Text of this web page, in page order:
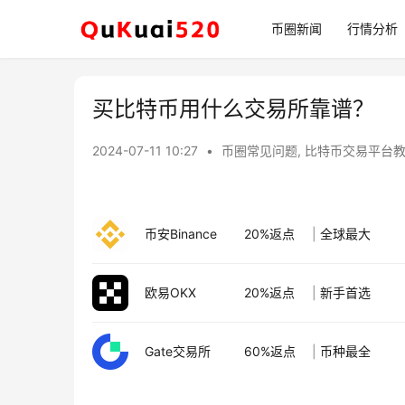
币圈新闻 行情分析
买比特币用什么交易所靠谱？
2024-07-11 10:27 • 币圈常见问题, 比特币交易平台
币安Binance 20%返点 全球最大
欧易OKX 20%返点 新手首选
Gate交易所 60%返点 币种最全